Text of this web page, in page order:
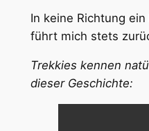
In keine Richtung
führt mich stets
Trekkies kennen
dieser Geschichte: